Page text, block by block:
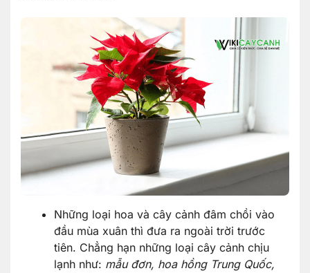
Những loại hoa và cây cảnh đâm chồi vào
đầu mùa xuân thì đưa ra ngoài trời trước
tiên. Chẳng hạn những loại cây cảnh chịu
lạnh như: mẫu đơn, hoa hồng Trung Quốc,